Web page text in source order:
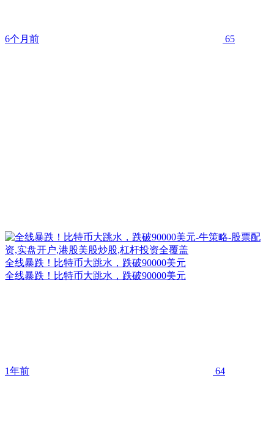
6个月前 65
全线暴跌！比特币大跳水，跌破90000美元
全线暴跌！比特币大跳水，跌破90000美元
1年前 64